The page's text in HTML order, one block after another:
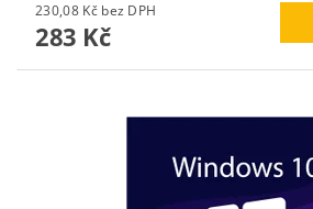
230,08 Kč bez DPH
283 Kč